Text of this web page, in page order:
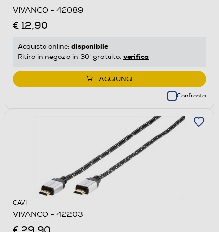
VIVANCO - 42089
€ 12,90
Acquisto online: disponibile
Ritiro in negozio in 30' gratuito: verifica
AGGIUNGI
Confronta
CAVI
VIVANCO - 42203